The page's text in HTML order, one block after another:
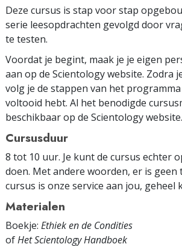
Deze cursus is stap voor stap
serie leesopdrachten gevolgd door
te testen.
Voordat je begint, maak je je eigen
aan op de Scientology website. Zodra
volg je de stappen van het
voltooid hebt. Al het benodigde
beschikbaar op de Scientology website.
Cursusduur
8 tot 10 uur. Je kunt de cursus echter
doen. Met andere woorden, er is geen
cursus is onze service aan jou, geheel
Materialen
Boekje: Ethiek en de Condities
ofHet Scientology Handboek